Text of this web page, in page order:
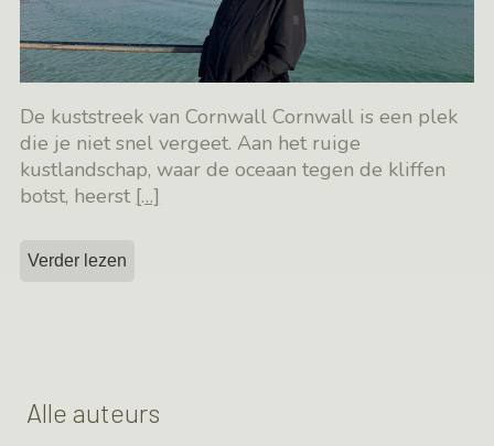
De kuststreek van Cornwall Cornwall is een plek
die je niet snel vergeet. Aan het ruige
kustlandschap, waar de oceaan tegen de kliffen
botst, heerst […]
Verder lezen
Alle auteurs